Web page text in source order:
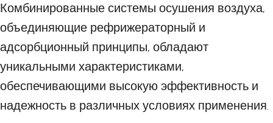
Комбинированные системы осушения воздуха,
объединяющие рефрижераторный и
адсорбционный принципы, обладают
уникальными характеристиками,
обеспечивающими высокую эффективность и
надежность в различных условиях применения.